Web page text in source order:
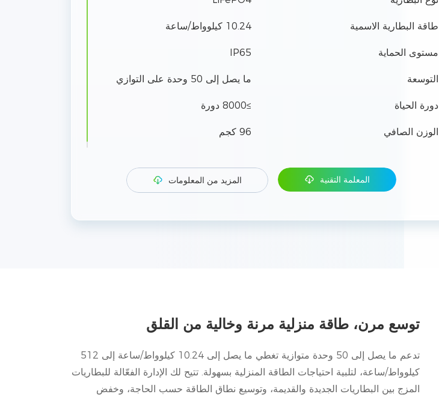
طاقة البطارية الاسمية 10.24 كيلوواط/ساعة
مستوى الحماية IP65
التوسعة ما يصل إلى 50 وحدة على التوازي
دورة الحياة ≥8000 دورة
الوزن الصافي 96 كجم
المعلمة التقنية المزيد من المعلومات
توسع مرن، طاقة منزلية مرنة وخالية من القلق
تدعم ما يصل إلى 50 وحدة متوازية تغطي ما يصل إلى 10.24 كيلوواط/ساعة إلى 512
كيلوواط/ساعة، لتلبية احتياجات الطاقة المنزلية بسهولة. تتيح لك الإدارة الفعّالة للبطاريات
المزج بين البطاريات الجديدة والقديمة، وتوسيع نطاق الطاقة حسب الحاجة، وخفض